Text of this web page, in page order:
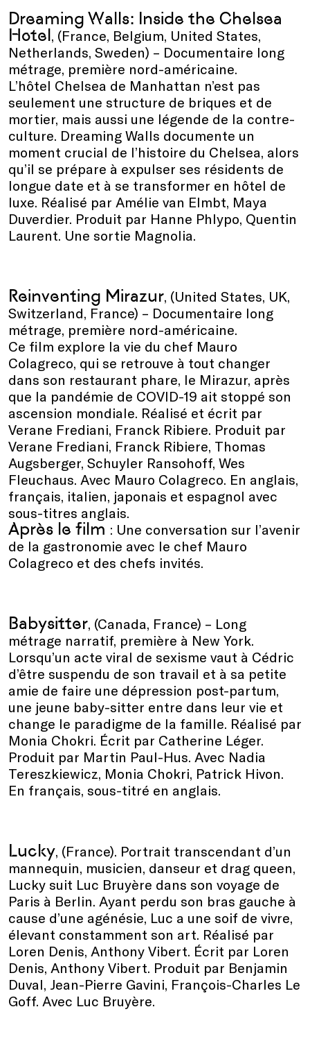
Dreaming Walls: Inside the Chelsea
Hotel, (France, Belgium, United States,
Netherlands, Sweden) – Documentaire long
métrage, première nord-américaine.
L’hôtel Chelsea de Manhattan n’est pas
seulement une structure de briques et de
mortier, mais aussi une légende de la contre-
culture. Dreaming Walls documente un
moment crucial de l’histoire du Chelsea, alors
qu’il se prépare à expulser ses résidents de
longue date et à se transformer en hôtel de
luxe. Réalisé par Amélie van Elmbt, Maya
Duverdier. Produit par Hanne Phlypo, Quentin
Laurent. Une sortie Magnolia.
Reinventing Mirazur, (United States, UK,
Switzerland, France) – Documentaire long
métrage, première nord-américaine.
Ce film explore la vie du chef Mauro
Colagreco, qui se retrouve à tout changer
dans son restaurant phare, le Mirazur, après
que la pandémie de COVID-19 ait stoppé son
ascension mondiale. Réalisé et écrit par
Verane Frediani, Franck Ribiere. Produit par
Verane Frediani, Franck Ribiere, Thomas
Augsberger, Schuyler Ransohoff, Wes
Fleuchaus. Avec Mauro Colagreco. En anglais,
français, italien, japonais et espagnol avec
sous-titres anglais.
Après le film : Une conversation sur l’avenir
de la gastronomie avec le chef Mauro
Colagreco et des chefs invités.
Babysitter, (Canada, France) – Long
métrage narratif, première à New York.
Lorsqu’un acte viral de sexisme vaut à Cédric
d’être suspendu de son travail et à sa petite
amie de faire une dépression post-partum,
une jeune baby-sitter entre dans leur vie et
change le paradigme de la famille. Réalisé par
Monia Chokri. Écrit par Catherine Léger.
Produit par Martin Paul-Hus. Avec Nadia
Tereszkiewicz, Monia Chokri, Patrick Hivon.
En français, sous-titré en anglais.
Lucky, (France). Portrait transcendant d’un
mannequin, musicien, danseur et drag queen,
Lucky suit Luc Bruyère dans son voyage de
Paris à Berlin. Ayant perdu son bras gauche à
cause d’une agénésie, Luc a une soif de vivre,
élevant constamment son art. Réalisé par
Loren Denis, Anthony Vibert. Écrit par Loren
Denis, Anthony Vibert. Produit par Benjamin
Duval, Jean-Pierre Gavini, François-Charles Le
Goff. Avec Luc Bruyère.